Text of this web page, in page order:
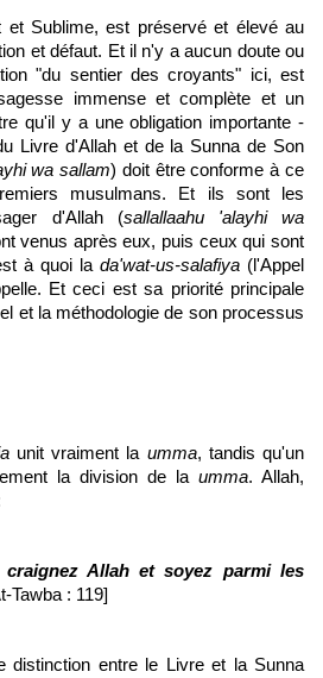
et Sublime, est préservé et élevé au
et défaut. Et il n'y a aucun doute ou
"du sentier des croyants" ici, est
immense et complète et un
qu'il y a une obligation importante -
Livre d'Allah et de la Sunna de Son
wa sallam) doit être conforme à ce
musulmans. Et ils sont les
d'Allah (sallallaahu 'alayhi wa
venus après eux, puis ceux qui sont
à quoi la da'wat-us-salafiya (l'Appel
Et ceci est sa priorité principale
et la méthodologie de son processus
unit vraiment la umma, tandis qu'un
la division de la umma. Allah,
Allah et soyez parmi les
Tawba : 119]
distinction entre le Livre et la Sunna